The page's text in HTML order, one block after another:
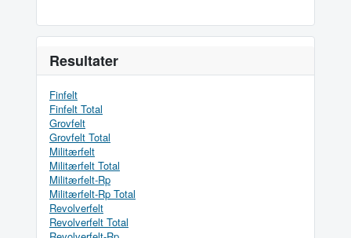
Resultater
Finfelt
Finfelt Total
Grovfelt
Grovfelt Total
Militærfelt
Militærfelt Total
Militærfelt-Rp
Militærfelt-Rp Total
Revolverfelt
Revolverfelt Total